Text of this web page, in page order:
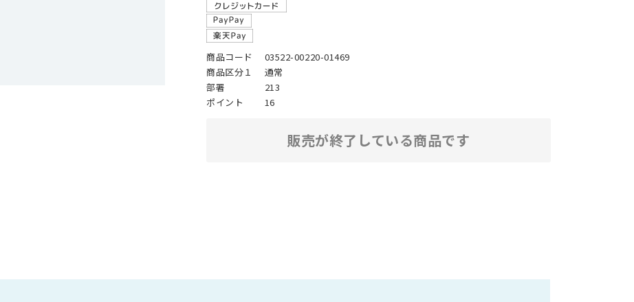
商品コード
03522-00220-01469
商品区分１
通常
部署
213
ポイント
16
販売が終了している商品です